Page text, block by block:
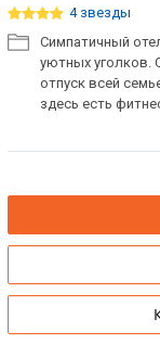
4 звезды
Симпатичный
уютных уголков.
отпуск всей
здесь есть